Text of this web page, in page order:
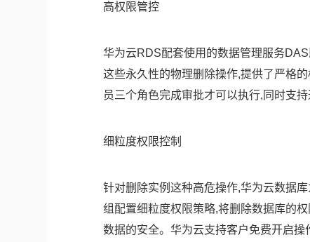
高权限管控
华为云RDS配套使用的数据管理服务
这些永久性的物理删除操作,提供了严格
员三个角色完成审批才可以执行,同时支
细粒度权限控制
针对删除实例这种高危操作,华为云数据
组配置细粒度权限策略,将删除数据库的
数据的安全。华为云支持客户免费开启